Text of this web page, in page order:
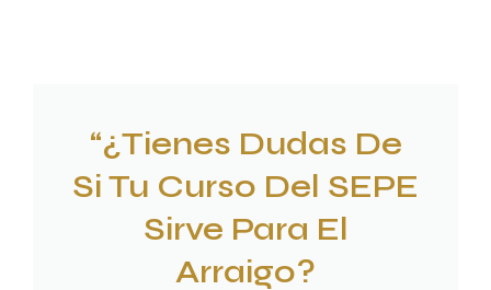
“¿Tienes Dudas De
Si Tu Curso Del SEPE
Sirve Para El
Arraigo?